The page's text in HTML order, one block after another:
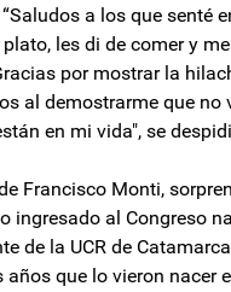
a los que senté
les di de comer y
por mostrar la
al demostrarme que no
en mi vida", se
Francisco Monti,
ingresado al Congreso
de la UCR de
años que lo vieron nacer